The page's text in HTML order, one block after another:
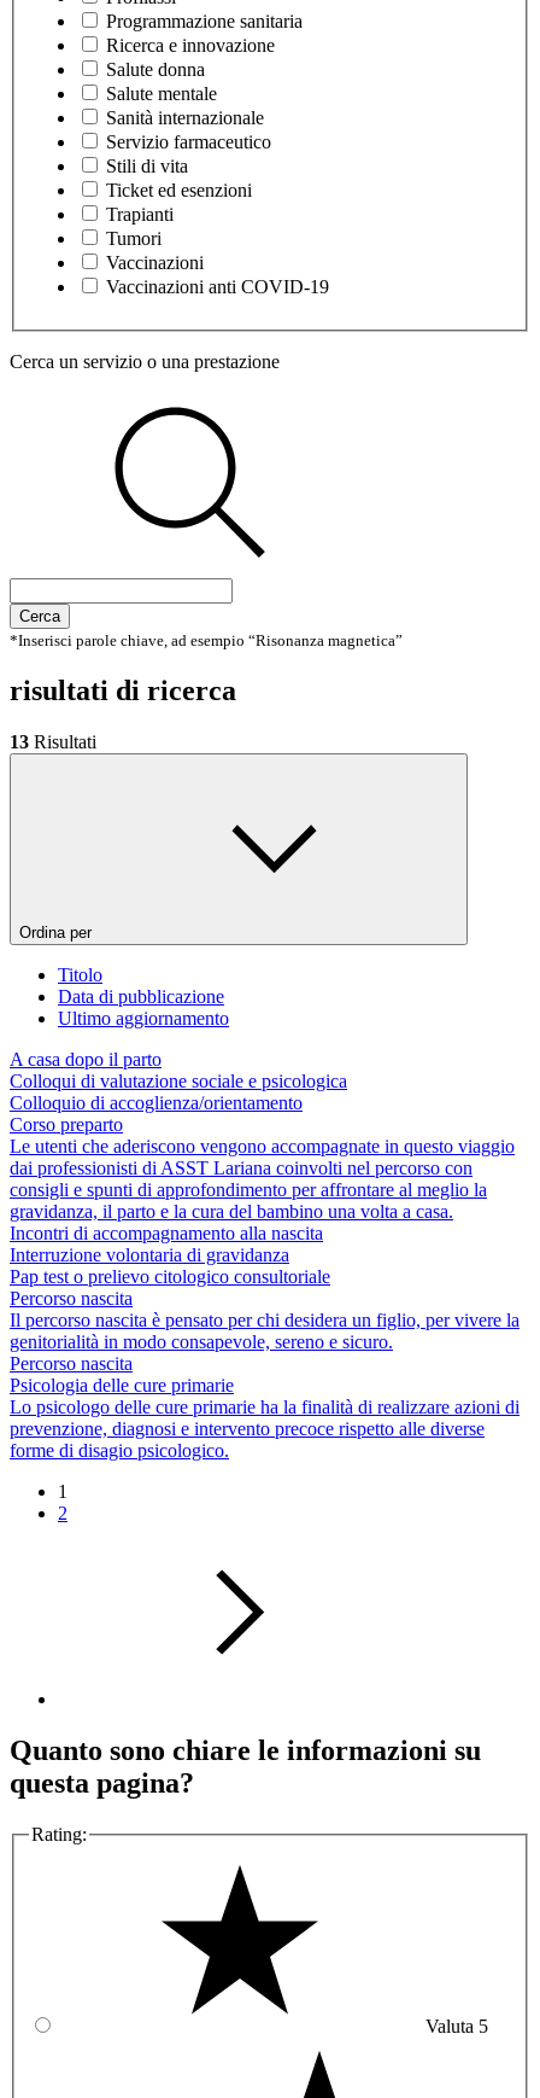
Programmazione sanitaria
Ricerca e innovazione
Salute donna
Salute mentale
Sanità internazionale
Servizio farmaceutico
Stili di vita
Ticket ed esenzioni
Trapianti
Tumori
Vaccinazioni
Vaccinazioni anti COVID-19
Cerca un servizio o una prestazione
Cerca
*Inserisci parole chiave, ad esempio “Risonanza magnetica”
risultati di ricerca
13 Risultati
Ordina per
Titolo
Data di pubblicazione
Ultimo aggiornamento
A casa dopo il parto
Colloqui di valutazione sociale e psicologica
Colloquio di accoglienza/orientamento
Corso preparto
Le utenti che aderiscono vengono accompagnate in questo viaggio
dai professionisti di ASST Lariana coinvolti nel percorso con
consigli e spunti di approfondimento per affrontare al meglio la
gravidanza, il parto e la cura del bambino una volta a casa.
Incontri di accompagnamento alla nascita
Interruzione volontaria di gravidanza
Pap test o prelievo citologico consultoriale
Percorso nascita
Il percorso nascita è pensato per chi desidera un figlio, per vivere la
genitorialità in modo consapevole, sereno e sicuro.
Percorso nascita
Psicologia delle cure primarie
Lo psicologo delle cure primarie ha la finalità di realizzare azioni di
prevenzione, diagnosi e intervento precoce rispetto alle diverse
forme di disagio psicologico.
1
2
Quanto sono chiare le informazioni su
questa pagina?
Rating:
Valuta 5